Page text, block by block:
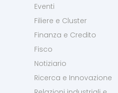
Eventi
Filiere e Cluster
Finanza e Credito
Fisco
Notiziario
Ricerca e Innovazione